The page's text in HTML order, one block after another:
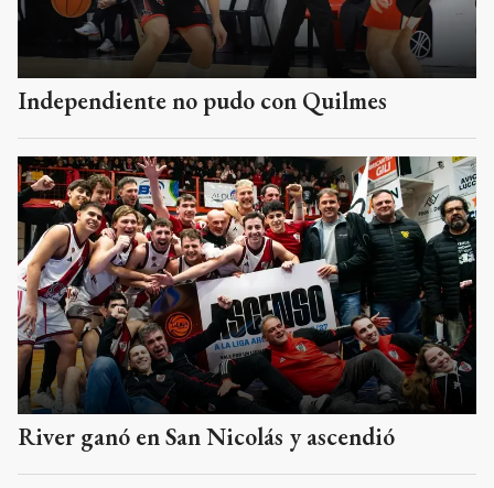
Independiente no pudo con Quilmes
River ganó en San Nicolás y ascendió